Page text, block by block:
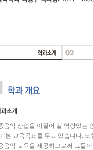
음악 산업을 이끌어 갈 역량있는
본 교육목표를 두고 있습니다.
음악 교육을 제공하므로써 그들